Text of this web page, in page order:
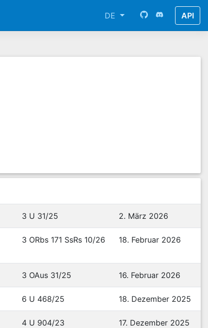
DE API
3 U 31/25 2. März 2026
3 ORbs 171 SsRs 10/26 18. Februar 2026
3 OAus 31/25 16. Februar 2026
6 U 468/25 18. Dezember 2025
4 U 904/23 17. Dezember 2025